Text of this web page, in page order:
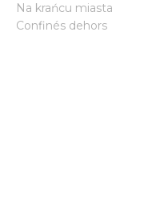
Na krańcu miasta
Confinés dehors